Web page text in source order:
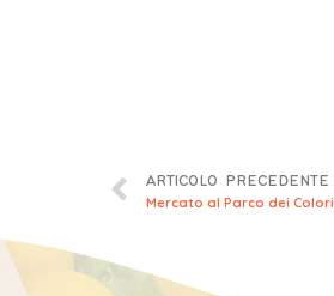
ARTICOLO PRECEDENTE
Mercato al Parco dei Colori